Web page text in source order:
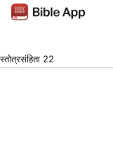
स्तोत्रसंहिता 22